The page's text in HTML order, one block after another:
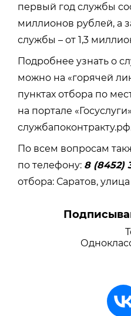
первый год службы
миллионов рублей, а
службы – от 1,3
Подробнее узнать о
можно на «горячей
пунктах отбора по
на портале
По всем вопросам
по телефону: 8 (8452)
отбора: Саратов,